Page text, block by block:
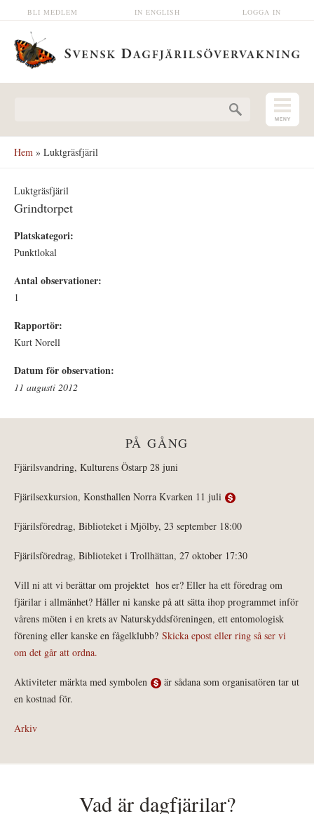
Hoppa till huvudinnehåll LOGGA IN
IN ENGLISH
BLI MEDLEM
Hem » Luktgräsfjäril
Luktgräsfjäril
Grindtorpet
Platskategori:
Punktlokal
Antal observationer:
1
Rapportör:
Kurt Norell
Datum för observation:
11 augusti 2012
PÅ GÅNG
Fjärilsvandring, Kulturens Östarp 28 juni
Fjärilsexkursion, Konsthallen Norra Kvarken 11 juli
Fjärilsföredrag, Biblioteket i Mjölby, 23 september 18:00
Fjärilsföredrag, Biblioteket i Trollhättan, 27 oktober 17:30
Vill ni att vi berättar om projektet hos er? Eller ha ett föredrag om
fjärilar i allmänhet? Håller ni kanske på att sätta ihop programmet inför
vårens möten i en krets av Naturskyddsföreningen, ett entomologisk
förening eller kanske en fågelklubb? Skicka epost eller ring så ser vi
om det går att ordna.
Aktiviteter märkta med symbolen
är sådana som organisatören tar ut
en kostnad för.
Arkiv
Vad är dagfjärilar?